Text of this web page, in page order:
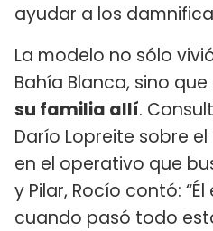
ayudar a los
La modelo no sólo
Bahía Blanca, sino que
su familia allí.
Darío Lopreite sobre
en el operativo que
y Pilar, Rocío contó:
cuando pasó todo